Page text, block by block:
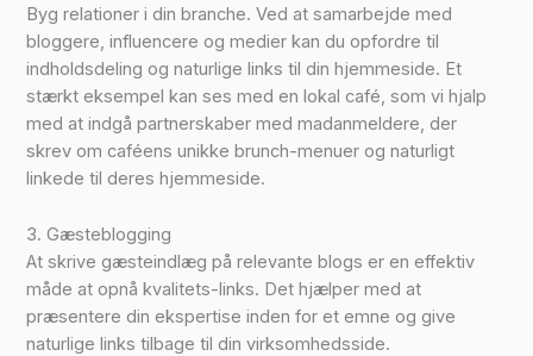
Byg relationer i din branche. Ved at samarbejde med
bloggere, influencere og medier kan du opfordre til
indholdsdeling og naturlige links til din hjemmeside. Et
stærkt eksempel kan ses med en lokal café, som vi hjalp
med at indgå partnerskaber med madanmeldere, der
skrev om caféens unikke brunch-menuer og naturligt
linkede til deres hjemmeside.
3. Gæsteblogging
At skrive gæsteindlæg på relevante blogs er en effektiv
måde at opnå kvalitets-links. Det hjælper med at
præsentere din ekspertise inden for et emne og give
naturlige links tilbage til din virksomhedsside.